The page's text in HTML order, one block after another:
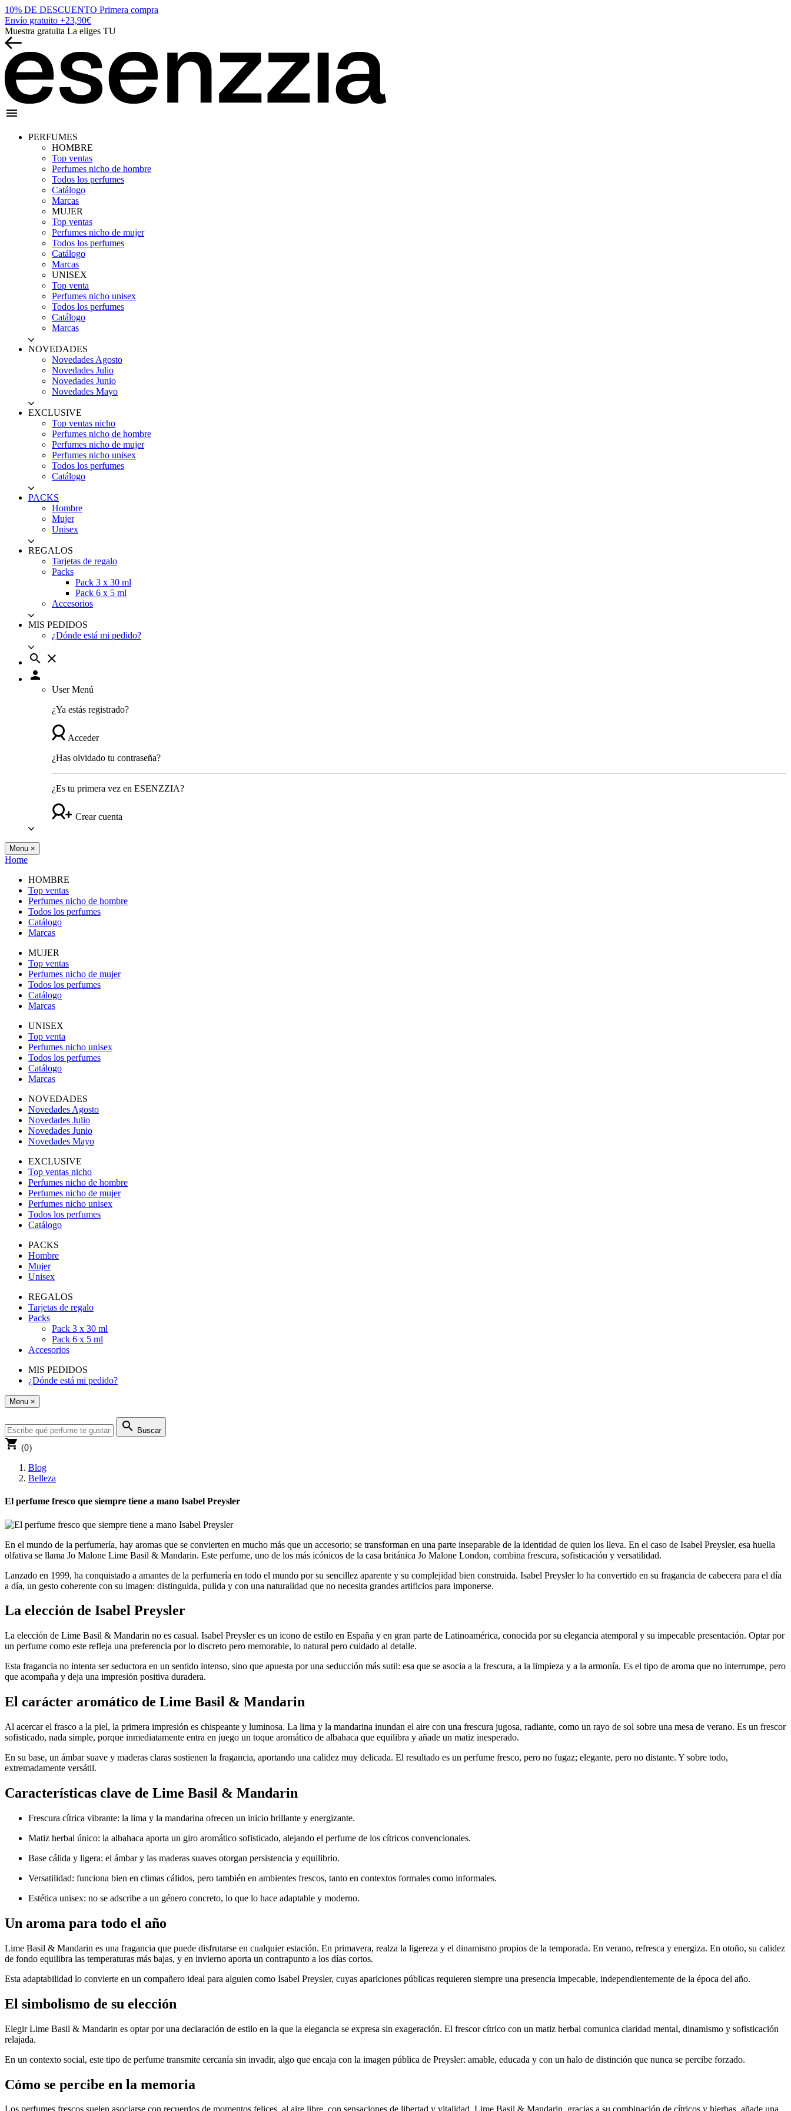
10% DE DESCUENTO Primera compra
Envío gratuito +23,90€
Muestra gratuita La eliges TU
menu
PERFUMES
HOMBRE
Top ventas
Perfumes nicho de hombre
Todos los perfumes
Catálogo
Marcas
MUJER
Top ventas
Perfumes nicho de mujer
Todos los perfumes
Catálogo
Marcas
UNISEX
Top venta
Perfumes nicho unisex
Todos los perfumes
Catálogo
Marcas
NOVEDADES
Novedades Agosto
Novedades Julio
Novedades Junio
Novedades Mayo
EXCLUSIVE
Top ventas nicho
Perfumes nicho de hombre
Perfumes nicho de mujer
Perfumes nicho unisex
Todos los perfumes
Catálogo
PACKS
Hombre
Mujer
Unisex
REGALOS
Tarjetas de regalo
Packs
Pack 3 x 30 ml
Pack 6 x 5 ml
Accesorios
MIS PEDIDOS
¿Dónde está mi pedido?
search close
person
User Menú
¿Ya estás registrado?
Acceder
¿Has olvidado tu contraseña?
¿Es tu primera vez en ESENZZIA?
Crear cuenta
Menu ×
Home
HOMBRE
Top ventas
Perfumes nicho de hombre
Todos los perfumes
Catálogo
Marcas
MUJER
Top ventas
Perfumes nicho de mujer
Todos los perfumes
Catálogo
Marcas
UNISEX
Top venta
Perfumes nicho unisex
Todos los perfumes
Catálogo
Marcas
NOVEDADES
Novedades Agosto
Novedades Julio
Novedades Junio
Novedades Mayo
EXCLUSIVE
Top ventas nicho
Perfumes nicho de hombre
Perfumes nicho de mujer
Perfumes nicho unisex
Todos los perfumes
Catálogo
PACKS
Hombre
Mujer
Unisex
REGALOS
Tarjetas de regalo
Packs
Pack 3 x 30 ml
Pack 6 x 5 ml
Accesorios
MIS PEDIDOS
¿Dónde está mi pedido?
Menu ×
search Buscar
shopping_cart (0)
Blog
Belleza
El perfume fresco que siempre tiene a mano Isabel Preysler
En el mundo de la perfumería, hay aromas que se convierten en mucho más que un accesorio; se transforman en una parte inseparable de la identidad de quien los lleva. En el caso de Isabel Preysler, esa huella
olfativa se llama Jo Malone Lime Basil & Mandarin. Este perfume, uno de los más icónicos de la casa británica Jo Malone London, combina frescura, sofisticación y versatilidad.
Lanzado en 1999, ha conquistado a amantes de la perfumería en todo el mundo por su sencillez aparente y su complejidad bien construida. Isabel Preysler lo ha convertido en su fragancia de cabecera para el día
a día, un gesto coherente con su imagen: distinguida, pulida y con una naturalidad que no necesita grandes artificios para imponerse.
La elección de Isabel Preysler
La elección de Lime Basil & Mandarin no es casual. Isabel Preysler es un icono de estilo en España y en gran parte de Latinoamérica, conocida por su elegancia atemporal y su impecable presentación. Optar por
un perfume como este refleja una preferencia por lo discreto pero memorable, lo natural pero cuidado al detalle.
Esta fragancia no intenta ser seductora en un sentido intenso, sino que apuesta por una seducción más sutil: esa que se asocia a la frescura, a la limpieza y a la armonía. Es el tipo de aroma que no interrumpe, pero
que acompaña y deja una impresión positiva duradera.
El carácter aromático de Lime Basil & Mandarin
Al acercar el frasco a la piel, la primera impresión es chispeante y luminosa. La lima y la mandarina inundan el aire con una frescura jugosa, radiante, como un rayo de sol sobre una mesa de verano. Es un frescor
sofisticado, nada simple, porque inmediatamente entra en juego un toque aromático de albahaca que equilibra y añade un matiz inesperado.
En su base, un ámbar suave y maderas claras sostienen la fragancia, aportando una calidez muy delicada. El resultado es un perfume fresco, pero no fugaz; elegante, pero no distante. Y sobre todo,
extremadamente versátil.
Características clave de Lime Basil & Mandarin
Frescura cítrica vibrante: la lima y la mandarina ofrecen un inicio brillante y energizante.
Matiz herbal único: la albahaca aporta un giro aromático sofisticado, alejando el perfume de los cítricos convencionales.
Base cálida y ligera: el ámbar y las maderas suaves otorgan persistencia y equilibrio.
Versatilidad: funciona bien en climas cálidos, pero también en ambientes frescos, tanto en contextos formales como informales.
Estética unisex: no se adscribe a un género concreto, lo que lo hace adaptable y moderno.
Un aroma para todo el año
Lime Basil & Mandarin es una fragancia que puede disfrutarse en cualquier estación. En primavera, realza la ligereza y el dinamismo propios de la temporada. En verano, refresca y energiza. En otoño, su calidez
de fondo equilibra las temperaturas más bajas, y en invierno aporta un contrapunto a los días cortos.
Esta adaptabilidad lo convierte en un compañero ideal para alguien como Isabel Preysler, cuyas apariciones públicas requieren siempre una presencia impecable, independientemente de la época del año.
El simbolismo de su elección
Elegir Lime Basil & Mandarin es optar por una declaración de estilo en la que la elegancia se expresa sin exageración. El frescor cítrico con un matiz herbal comunica claridad mental, dinamismo y sofisticación
relajada.
En un contexto social, este tipo de perfume transmite cercanía sin invadir, algo que encaja con la imagen pública de Preysler: amable, educada y con un halo de distinción que nunca se percibe forzado.
Cómo se percibe en la memoria